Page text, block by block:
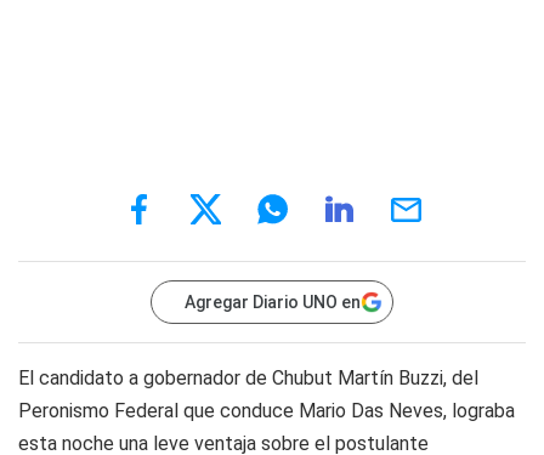
Agregar Diario UNO en
El candidato a gobernador de Chubut Martín Buzzi, del
Peronismo Federal que conduce Mario Das Neves, lograba
esta noche una leve ventaja sobre el postulante